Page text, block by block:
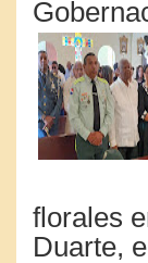
florales
Duarte,